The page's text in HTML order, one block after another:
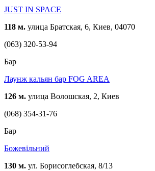
JUST IN SPACE
118 м. улица Братская, 6, Киев, 04070
(063) 320-53-94
Бар
Лаунж кальян бар FOG AREA
126 м. улица Волошская, 2, Киев
(068) 354-31-76
Бар
Божевільний
130 м. ул. Борисоглебская, 8/13